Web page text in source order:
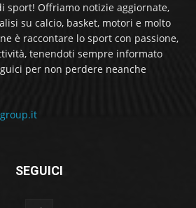
sport! Offriamo notizie aggiornate,
su calcio, basket, motori e molto
è raccontare lo sport con passione,
tenendoti sempre informato
per non perdere neanche
SEGUICI